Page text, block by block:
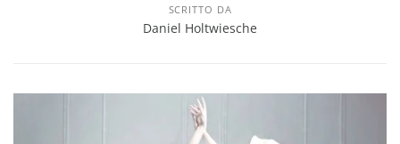
SCRITTO DA
Daniel Holtwiesche